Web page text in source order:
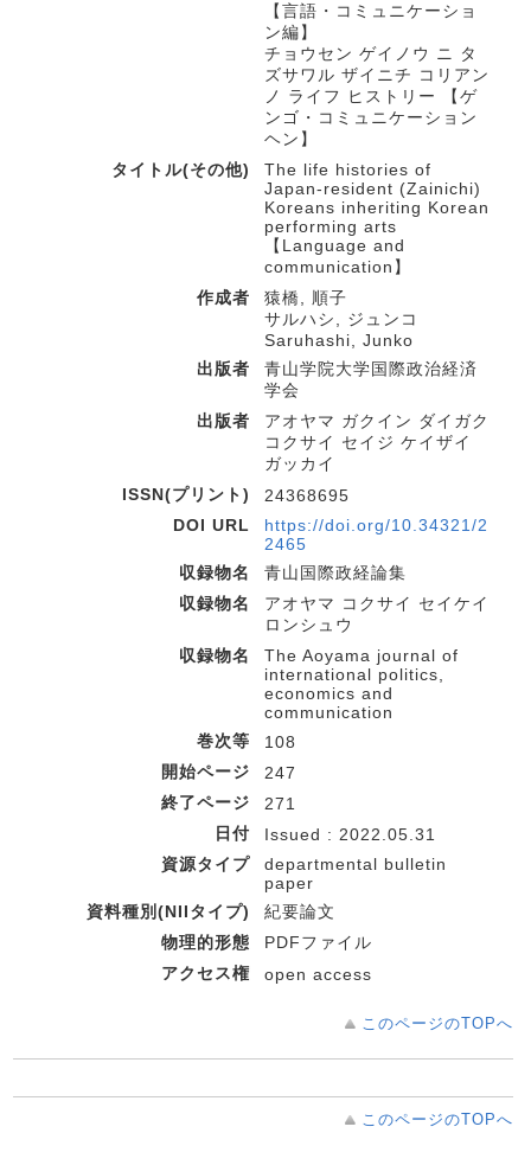
【言語・コミュニケーショ
ン編】
チョウセン ゲイノウ ニ タ
ズサワル ザイニチ コリアン
ノ ライフ ヒストリー 【ゲ
ンゴ・コミュニケーション
ヘン】
タイトル(その他)
The life histories of
Japan-resident (Zainichi)
Koreans inheriting Korean
performing arts
【Language and
communication】
作成者
猿橋, 順子
サルハシ, ジュンコ
Saruhashi, Junko
出版者
青山学院大学国際政治経済
学会
出版者
アオヤマ ガクイン ダイガク
コクサイ セイジ ケイザイ
ガッカイ
ISSN(プリント)
24368695
DOI URL
https://doi.org/10.34321/2
2465
収録物名
青山国際政経論集
収録物名
アオヤマ コクサイ セイケイ
ロンシュウ
収録物名
The Aoyama journal of
international politics,
economics and
communication
巻次等
108
開始ページ
247
終了ページ
271
日付
Issued : 2022.05.31
資源タイプ
departmental bulletin
paper
資料種別(NIIタイプ)
紀要論文
物理的形態
PDFファイル
アクセス権
open access
このページのTOPへ
このページのTOPへ